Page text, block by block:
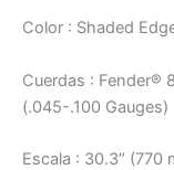
Color : Shaded
Cuerdas : Fender®
(.045-.100 Gauges)
Escala : 30.3″ (770